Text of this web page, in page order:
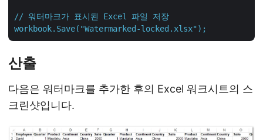
// 워터마크가 표시된 Excel 파일
저장
workbook.Save("Watermarked-locked.xlsx");
산출
다음은 워터마크를 추가한 후의 Excel 워크시트의 스
크린샷입니다.